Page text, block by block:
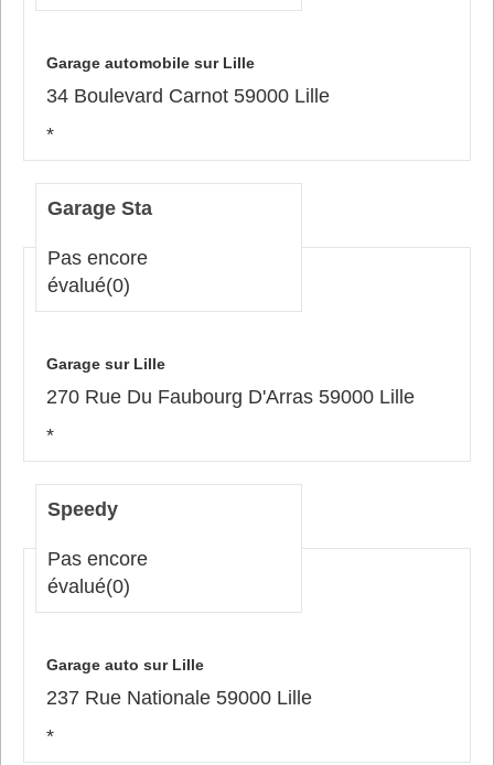
Garage automobile sur Lille
34 Boulevard Carnot 59000 Lille
*
Garage Sta
Pas encore
évalué(0)
Garage sur Lille
270 Rue Du Faubourg D'Arras 59000 Lille
*
Speedy
Pas encore
évalué(0)
Garage auto sur Lille
237 Rue Nationale 59000 Lille
*